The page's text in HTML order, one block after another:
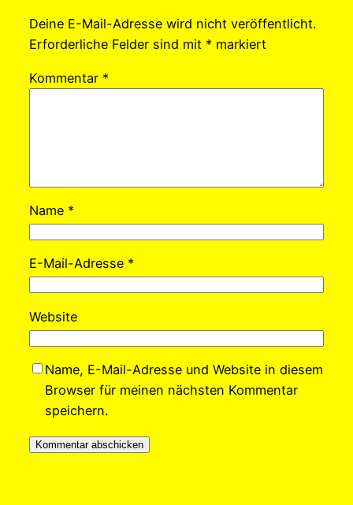
Deine E-Mail-Adresse wird nicht veröffentlicht.
Erforderliche Felder sind mit * markiert
Kommentar *
Name *
E-Mail-Adresse *
Website
Name, E-Mail-Adresse und Website in diesem
Browser für meinen nächsten Kommentar
speichern.